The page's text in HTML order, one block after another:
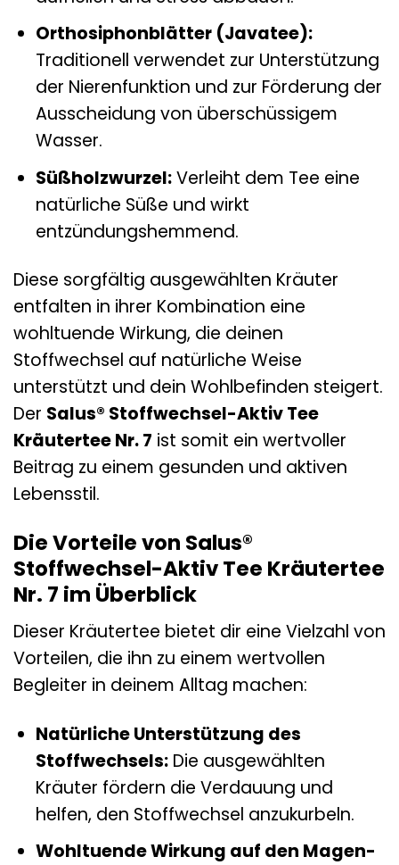
Orthosiphonblätter (Javatee):
Traditionell verwendet zur Unterstützung
der Nierenfunktion und zur Förderung der
Ausscheidung von überschüssigem
Wasser.
Süßholzwurzel:Verleiht dem Tee eine
natürliche Süße und wirkt
entzündungshemmend.
Diese sorgfältig ausgewählten Kräuter
entfalten in ihrer Kombination eine
wohltuende Wirkung, die deinen
Stoffwechsel auf natürliche Weise
unterstützt und dein Wohlbefinden steigert.
Der Salus® Stoffwechsel-Aktiv Tee
Kräutertee Nr. 7 ist somit ein wertvoller
Beitrag zu einem gesunden und aktiven
Lebensstil.
Die Vorteile von Salus®
Stoffwechsel-Aktiv Tee Kräutertee
Nr. 7 im Überblick
Dieser Kräutertee bietet dir eine Vielzahl von
Vorteilen, die ihn zu einem wertvollen
Begleiter in deinem Alltag machen:
Natürliche Unterstützung des
Stoffwechsels:Die ausgewählten
Kräuter fördern die Verdauung und
helfen, den Stoffwechsel anzukurbeln.
Wohltuende Wirkung auf den Magen-